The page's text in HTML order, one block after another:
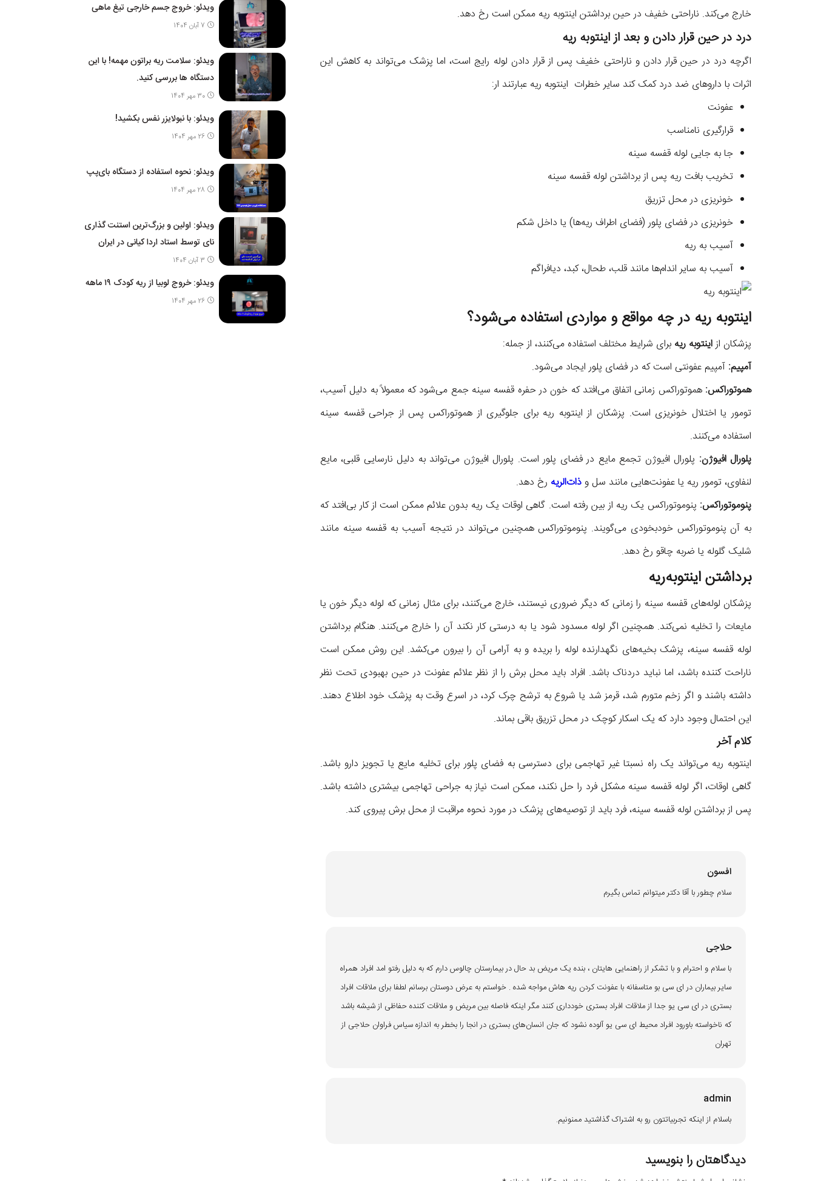
خارج می‌کند. ناراحتی خفیف در حین برداشتن اینتوبه ریه ممکن است رخ دهد.
درد در حین قرار دادن و بعد از اینتوبه ریه
اگرچه درد در حین قرار دادن و ناراحتی خفیف پس از قرار دادن لوله رایج است، اما پزشک می‌تواند به کاهش این
اثرات با داروهای ضد درد کمک کند سایر خطرات اینتوبه ریه عبارتند ار:
عفونت
قرارگیری نامناسب
جا به جایی لوله قفسه سینه
تخریب بافت ریه پس از برداشتن لوله قفسه سینه
خونریزی در محل تزریق
خونریزی در فضای پلور (فضای اطراف ریه‌ها) یا داخل شکم
آسیب به ریه
آسیب به سایر اندام‌ها مانند قلب، طحال، کبد، دیافراگم
اینتوبه ریه در چه مواقع و مواردی استفاده می‌‌شود؟
پزشکان ازاینتوبه ریه برای شرایط مختلف استفاده می‌کنند، از جمله:
آمپیم: آمپیم عفونتی است که در فضای پلور ایجاد می‌شود.
هموتوراکس: هموتوراکس زمانی اتفاق می‌افتد که خون در حفره قفسه سینه جمع می‌شود که معمولاً به دلیل آسیب،
تومور یا اختلال خونریزی است. پزشکان از اینتوبه ریه برای جلوگیری از هموتوراکس پس از جراحی قفسه سینه
استفاده می‌کنند.
پلورال افیوژن: پلورال افیوژن تجمع مایع در فضای پلور است. پلورال افیوژن می‌تواند به دلیل نارسایی قلبی، مایع
لنفاوی، تومور ریه یا عفونت‌هایی مانند سل وذات‌الریه رخ دهد.
پنوموتوراکس: پنوموتوراکس یک ریه از بین رفته است. گاهی اوقات یک ریه بدون علائم ممکن است از کار بی‌افتد که
به آن پنوموتوراکس خودبخودی می‌گویند. پنوموتوراکس همچنین می‌تواند در نتیجه آسیب به قفسه سینه مانند
شلیک گلوله یا ضربه چاقو رخ دهد.
برداشتن اینتوبه‌ریه
پزشکان لوله‌های قفسه سینه را زمانی که دیگر ضروری نیستند، خارج می‌کنند، برای مثال زمانی که لوله دیگر خون یا
مایعات را تخلیه نمی‌کند. همچنین اگر لوله مسدود شود یا به درستی کار نکند آن را خارج می‌کنند. هنگام برداشتن
لوله قفسه سینه، پزشک بخیه‌های نگهدارنده لوله را بریده و به آرامی آن را بیرون می‌کشد. این روش ممکن است
ناراحت کننده باشد، اما نباید دردناک باشد. افراد باید محل برش را از نظر علائم عفونت در حین بهبودی تحت نظر
داشته باشند و اگر زخم متورم شد، قرمز شد یا شروع به ترشح چرک کرد، در اسرع وقت به پزشک خود اطلاع دهند.
این احتمال وجود دارد که یک اسکار کوچک در محل تزریق باقی بماند.
کلام آخر
اینتوبه ریه می‌تواند یک راه نسبتا غیر تهاجمی برای دسترسی به فضای پلور برای تخلیه مایع یا تجویز دارو باشد.
گاهی اوقات، اگر لوله قفسه سینه مشکل فرد را حل نکند، ممکن است نیاز به جراحی تهاجمی بیشتری داشته باشد.
پس از برداشتن لوله قفسه سینه، فرد باید از توصیه‌های پزشک در مورد نحوه مراقبت از محل برش پیروی کند.
افسون
سلام چطور با آقا دکتر میتوانم تماس بگیرم
حلاجی
با سلام و احترام و با تشکر از راهنمایی هایتان ، بنده یک مریض بد حال در بیمارستان چالوس دارم که به دلیل رفتو امد افراد همراه
سایر بیماران در ای سی بو متاسفانه با عفونت کردن ریه هاش مواجه شده . خواستم به عرض دوستان برسانم لطفا برای ملاقات افراد
بستری در ای سی یو جدا از ملاقات افراد بستری خودداری کنند مگر اینکه فاصله بین مریض و ملاقات کننده حفاظی از شیشه باشد
که ناخواسته باورود افراد محیط ای سی یو آلوده نشود که جان انسان‌های بستری در انجا را بخطر به اندازه سیاس فراوان حلاجی از
تهران
admin
باسلام از اینکه تجربیاتتون رو به اشتراک گذاشتید ممنونیم.
دیدگاهتان را بنویسید
ویدئو: خروج جسم خارجی تیغ ماهی
7 آبان 1404
ویدئو: سلامت ریه براتون مهمه! با این
دستگاه ها بررسی کنید.
30 مهر 1404
ویدئو: با نبولایزر نفس بکشید!
26 مهر 1404
ویدئو: نحوه استفاده از دستگاه بای‌پپ
28 مهر 1404
ویدئو: اولین و بزرگ‌ترین استنت گذاری
نای توسط استاد اردا کیانی در ایران
3 آبان 1404
ویدئو: خروج لوبیا از ریه کودک ۱۹ ماهه
26 مهر 1404